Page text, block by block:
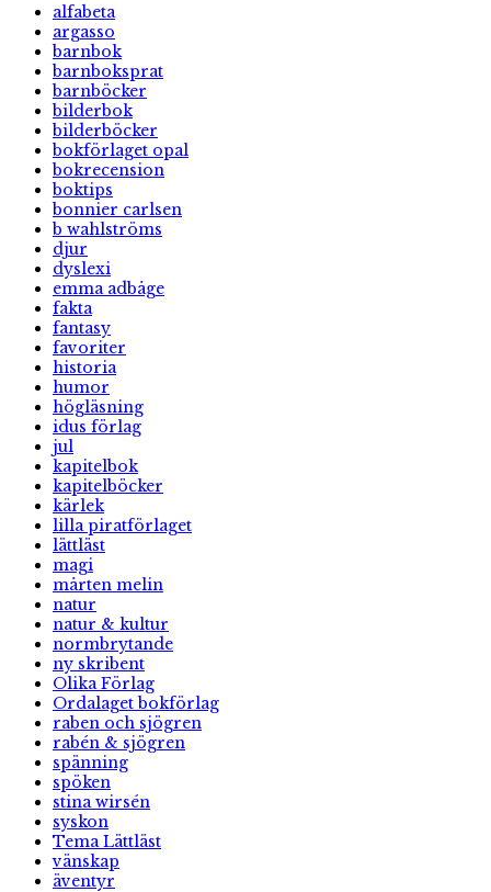
alfabeta
argasso
barnbok
barnboksprat
barnböcker
bilderbok
bilderböcker
bokförlaget opal
bokrecension
boktips
bonnier carlsen
b wahlströms
djur
dyslexi
emma adbåge
fakta
fantasy
favoriter
historia
humor
högläsning
idus förlag
jul
kapitelbok
kapitelböcker
kärlek
lilla piratförlaget
lättläst
magi
mårten melin
natur
natur & kultur
normbrytande
ny skribent
Olika Förlag
Ordalaget bokförlag
raben och sjögren
rabén & sjögren
spänning
spöken
stina wirsén
syskon
Tema Lättläst
vänskap
äventyr